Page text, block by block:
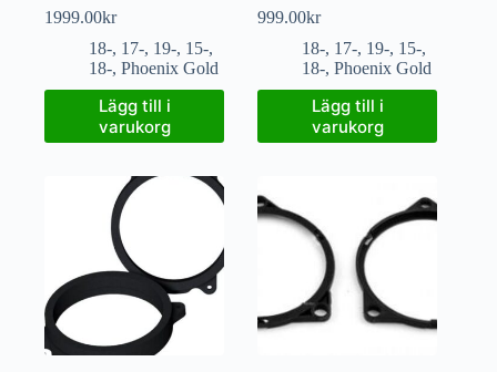
1999.00kr
18-, 17-, 19-, 15-,
18-, Phoenix Gold
Lägg till i
varukorg
999.00kr
18-, 17-, 19-, 15-,
18-,Phoenix Gold
Lägg till i
varukorg